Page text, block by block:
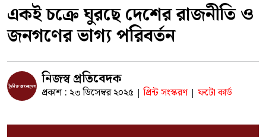
একই চক্রে ঘুরছে দেশের রাজনীতি ও
জনগণের ভাগ্য পরিবর্তন
নিজস্ব প্রতিবেদক
প্রকাশ : ২৩ ডিসেম্বর ২০২৫ | প্রিন্ট সংস্করণ | ফটো কার্ড